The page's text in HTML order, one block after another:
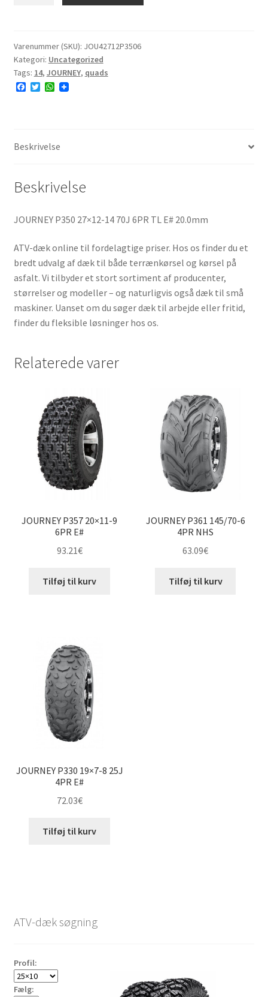
70J
6PR
TL
#E
Varenummer (SKU): JOU42712P3506
Kategori: Uncategorized
Tags: 14, JOURNEY, quads
F
o
T
r
W
p
Beskrivelse
Beskrivelse
JOURNEY P350 27×12-14 70J 6PR TL E# 20.0mm
ATV-dæk online til fordelagtige priser. Hos os finder du et
bredt udvalg af dæk til både terrænkørsel og kørsel på
asfalt. Vi tilbyder et stort sortiment af producenter,
størrelser og modeller – og naturligvis også dæk til små
maskiner. Uanset om du søger dæk til arbejde eller fritid,
finder du fleksible løsninger hos os.
Relaterede varer
JOURNEY P357 20×11-9
6PR E#
93.21€
Tilføj til kurv
JOURNEY P361 145/70-6
4PR NHS
63.09€
Tilføj til kurv
JOURNEY P330 19×7-8 25J
4PR E#
72.03€
Tilføj til kurv
ATV-dæk søgning
Profil:
Fælg: